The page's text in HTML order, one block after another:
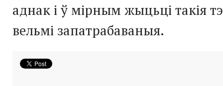
аднак і ў мірным жыцьці такія
вельмі запатрабаваныя.